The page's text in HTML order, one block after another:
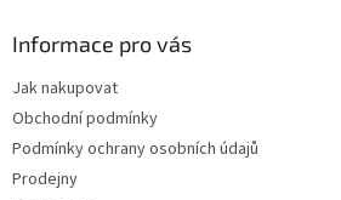
Informace pro vás
Jak nakupovat
Obchodní podmínky
Podmínky ochrany osobních údajů
Prodejny